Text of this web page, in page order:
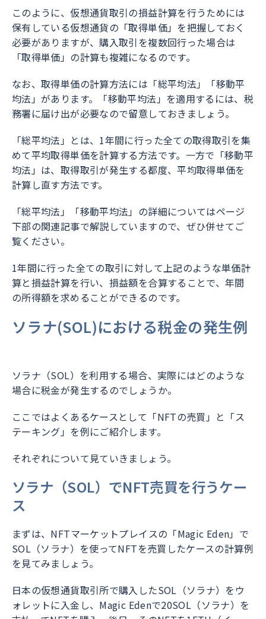
このように、仮想通貨取引の損益計算を行うためには
保有している仮想通貨の「取得単価」を把握しておく
必要がありますが、購入取引を複数回行った場合は
「取得単価」の計算も複雑になるのです。
なお、取得単価の計算方法には「総平均法」「移動平
均法」があります。「移動平均法」を適用するには、税
務署に届け出が必要なので留意しておきましょう。
「総平均法」とは、1年間に行った全ての取得取引を集
めて平均取得単価を計算する方法です。一方で「移動平
均法」は、取得取引が発生する都度、平均取得単価を
計算し直す方法です。
「総平均法」「移動平均法」の詳細についてはページ
下部の関連記事で解説していますので、ぜひ併せてご
覧ください。
1年間に行った全ての取引に対して上記のような単価計
算と損益計算を行い、損益額を合算することで、年間
の所得額を求めることができるのです。
ソラナ(SOL)における税金の発生例
ソラナ（SOL）を利用する場合、実際にはどのような
場合に税金が発生するのでしょうか。
ここではよくあるケースとして「NFTの売買」と「ス
テーキング」を例にご紹介します。
それぞれについて見ていきましょう。
ソラナ（SOL）でNFT売買を行うケー
ス
まずは、NFTマーケットプレイスの「Magic Eden」で
SOL（ソラナ）を使ってNFTを売買したケースの計算例
を見てみましょう。
日本の仮想通貨取引所で購入したSOL（ソラナ）をウ
ォレットに入金し、Magic Edenで20SOL（ソラナ）を